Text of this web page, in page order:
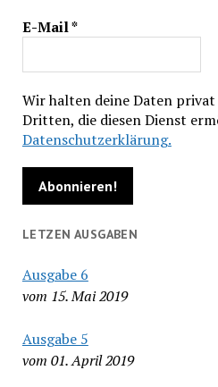
E-Mail*
Wir halten deine Daten
Dritten, die diesen Dienst
Datenschutzerklärung.
LETZEN AUSGABEN
Ausgabe 6
vom 15. Mai 2019
Ausgabe 5
vom 01. April 2019